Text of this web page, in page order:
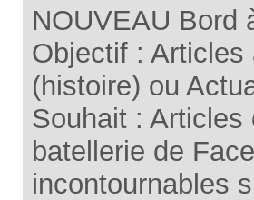
NOUVEAU Bord
Objectif :
(histoire) ou
Souhait :
batellerie de
incontournables